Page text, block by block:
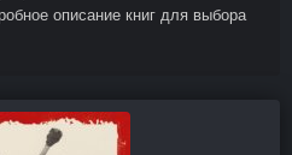
описание книг для выбора